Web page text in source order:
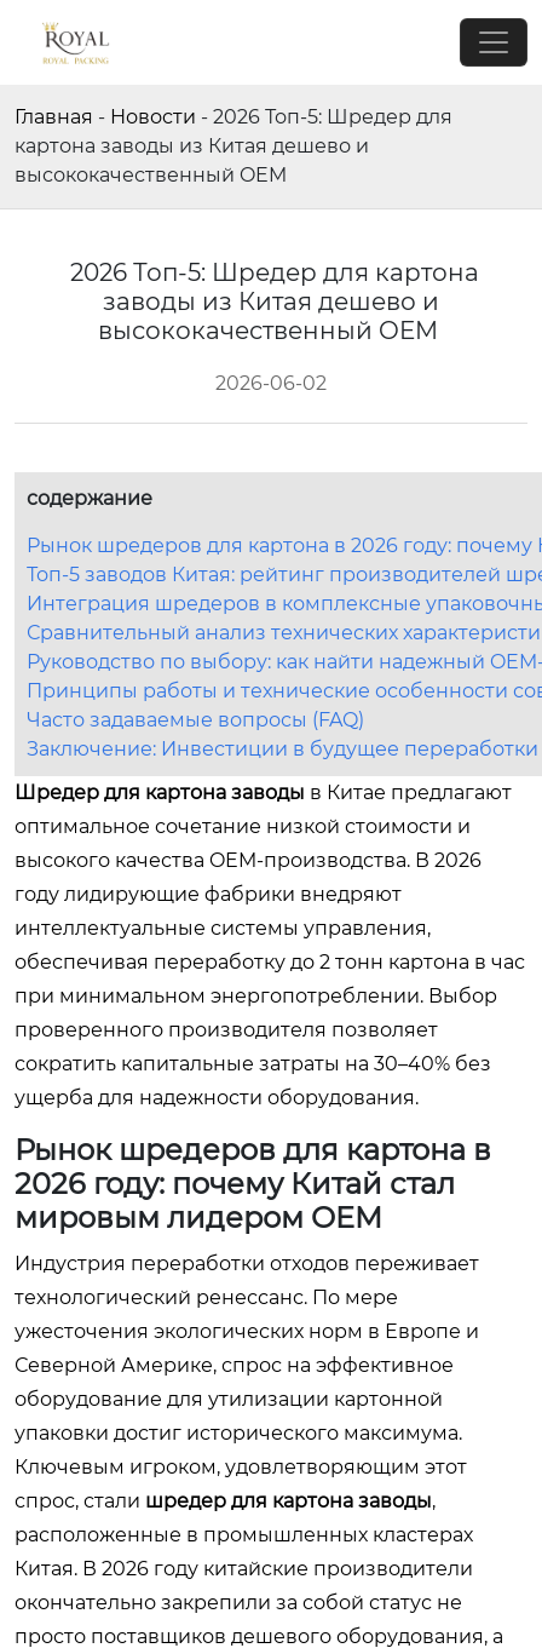
Главная - Новости - 2026 Топ-5: Шредер для
картона заводы из Китая дешево и
высококачественный OEM
2026 Топ-5: Шредер для картона
заводы из Китая дешево и
высококачественный OEM
2026-06-02
содержание
Рынок шредеров для картона в 2026 году:
Топ-5 заводов Китая: рейтинг производителей
Интеграция шредеров в комплексные
Сравнительный анализ технических
Руководство по выбору: как найти надежный
Принципы работы и технические особенности
Часто задаваемые вопросы (FAQ)
Заключение: Инвестиции в будущее переработки
Шредер для картона заводы в Китае предлагают
оптимальное сочетание низкой стоимости и
высокого качества OEM-производства. В 2026
году лидирующие фабрики внедряют
интеллектуальные системы управления,
обеспечивая переработку до 2 тонн картона в час
при минимальном энергопотреблении. Выбор
проверенного производителя позволяет
сократить капитальные затраты на 30–40% без
ущерба для надежности оборудования.
Рынок шредеров для картона в
2026 году: почему Китай стал
мировым лидером OEM
Индустрия переработки отходов переживает
технологический ренессанс. По мере
ужесточения экологических норм в Европе и
Северной Америке, спрос на эффективное
оборудование для утилизации картонной
упаковки достиг исторического максимума.
Ключевым игроком, удовлетворяющим этот
спрос, стали шредер для картона заводы,
расположенные в промышленных кластерах
Китая. В 2026 году китайские производители
окончательно закрепили за собой статус не
просто поставщиков дешевого оборудования, а